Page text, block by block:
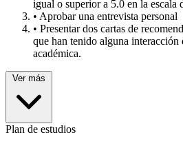
igual o superior a 5.0 en la escala
• Aprobar una entrevista personal
• Presentar dos cartas de
que han tenido alguna interacción
académica.
Ver más
Plan de estudios